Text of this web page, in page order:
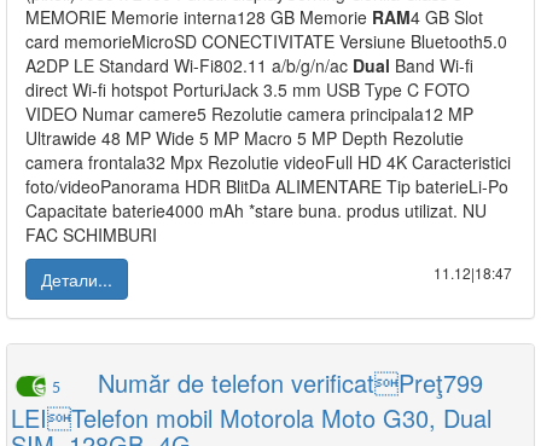
MEMORIE Memorie interna128 GB Memorie RAM4 GB Slot
card memorieMicroSD CONECTIVITATE Versiune Bluetooth5.0
A2DP LE Standard Wi-Fi802.11 a/b/g/n/ac Dual Band Wi-fi
direct Wi-fi hotspot PorturiJack 3.5 mm USB Type C FOTO
VIDEO Numar camere5 Rezolutie camera principala12 MP
Ultrawide 48 MP Wide 5 MP Macro 5 MP Depth Rezolutie
camera frontala32 Mpx Rezolutie videoFull HD 4K Caracteristici
foto/videoPanorama HDR BlitDa ALIMENTARE Tip baterieLi-Po
Capacitate baterie4000 mAh *stare buna. produs utilizat. NU
FAC SCHIMBURI
Детали...
11.12|18:47
5
Număr de telefon verificatPreţ799
LEITelefon mobil Motorola Moto G30, Dual